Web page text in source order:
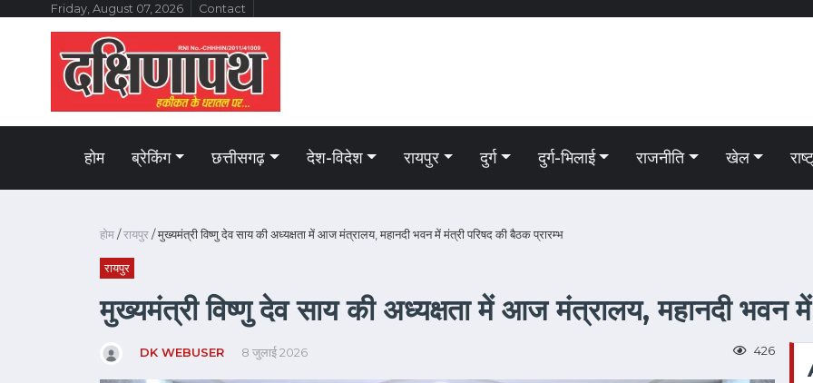
Friday, August 07, 2026 Contact
होम ब्रेकिंग छत्तीसगढ़ देश-विदेश रायपुर दुर्ग दुर्ग-भिलाई राजनीति खेल
होम/रायपुर/ मुख्यमंत्री विष्णु देव साय की अध्यक्षता में आज मंत्रालय, महानदी भवन में मंत्री परिषद की बैठक प्रारम्भ
रायपुर
मुख्यमंत्री विष्णु देव साय की अध्यक्षता में आज मंत्रालय, महानदी भवन
DK WEBUSER 8 जुलाई 2026 426